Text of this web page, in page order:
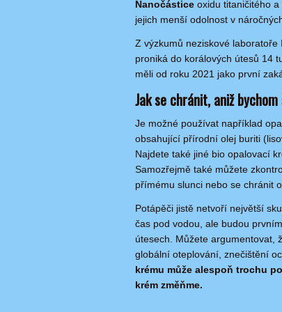
Nanočástice oxidu titaničitého
jejich menší odolnost v
Z výzkumů neziskové laboratoře
proniká do korálových útesů 14
měli od roku 2021 jako první
Jak se chránit, aniž
Je možné používat například
obsahující přírodní olej buriti
Najdete také jiné bio opalovací
Samozřejmě také můžete
přímému slunci nebo se chránit
Potápěči jistě netvoří největší
čas pod vodou, ale budou
útesech. Můžete argumentovat,
globální oteplování, znečištění
krému může alespoň trochu
krém změňme.